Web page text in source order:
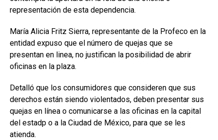
representación de esta dependencia.
María Alicia Fritz Sierra, representante de la Profeco en la
entidad expuso que el número de quejas que se
presentan en linea, no justifican la posibilidad de abrir
oficinas en la plaza.
Detalló que los consumidores que consideren que sus
derechos están siendo violentados, deben presentar sus
quejas en línea o comunicarse a las oficinas en la capital
del estadp o a la Ciudad de México, para que se les
atienda.